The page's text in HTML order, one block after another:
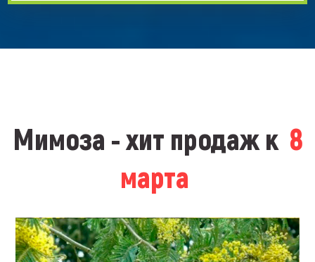
Мимоза - хит продаж к 8
марта